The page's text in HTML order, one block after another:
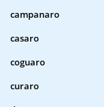
campanaro
casaro
coguaro
curaro